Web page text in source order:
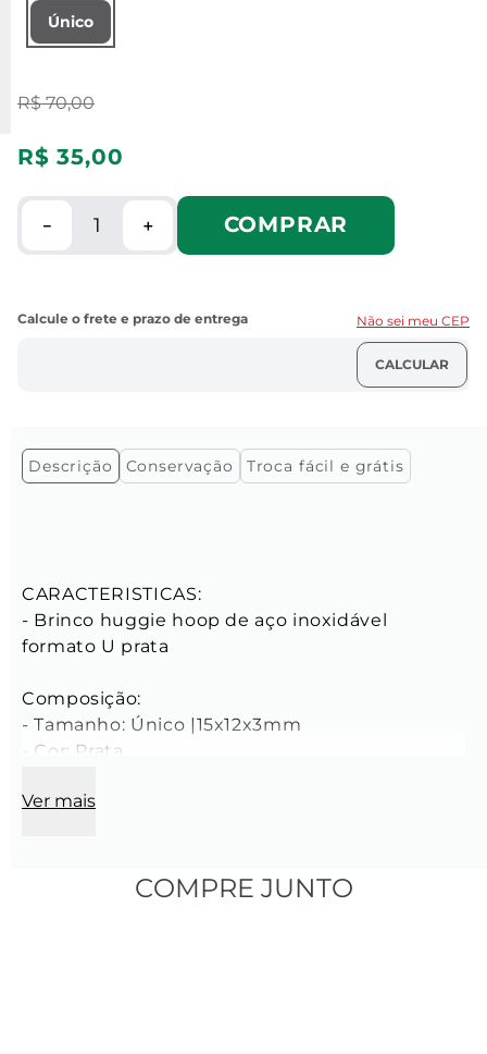
Único
R$ 70,00
R$ 35,00
＋
－ COMPRAR
Não sei meu CEP
Descrição Conservação Troca fácil e grátis
CARACTERISTICAS:
- Brinco huggie hoop de aço inoxidável
formato U prata
Composição:
- Tamanho: Único |15x12x3mm
- Cor: Prata
Ver mais
COMPRE JUNTO